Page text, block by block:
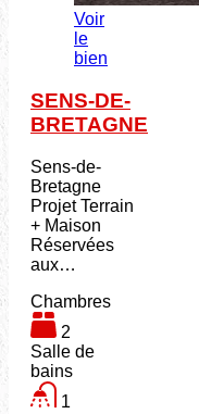
Voir
le
bien
SENS-DE-
BRETAGNE
Sens-de-
Bretagne
Projet Terrain
+ Maison
Réservées
aux…
Chambres
2
Salle de
bains
1